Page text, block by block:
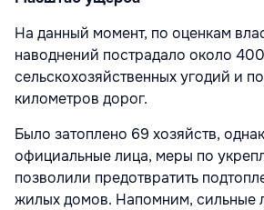
На данный момент, по оценкам
наводнений пострадало около
сельскохозяйственных угодий и
километров дорог.
Было затоплено 69 хозяйств,
официальные лица, меры по
позволили предотвратить
жилых домов. Напомним, сильные